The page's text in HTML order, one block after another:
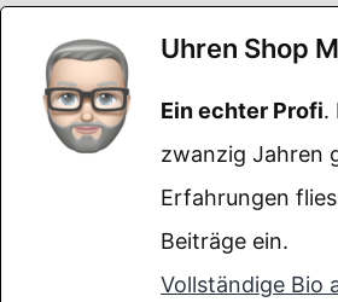
Uhren Shop
Ein echter Profi.
zwanzig Jahren
Erfahrungen
Beiträge ein.
Vollständige Bio